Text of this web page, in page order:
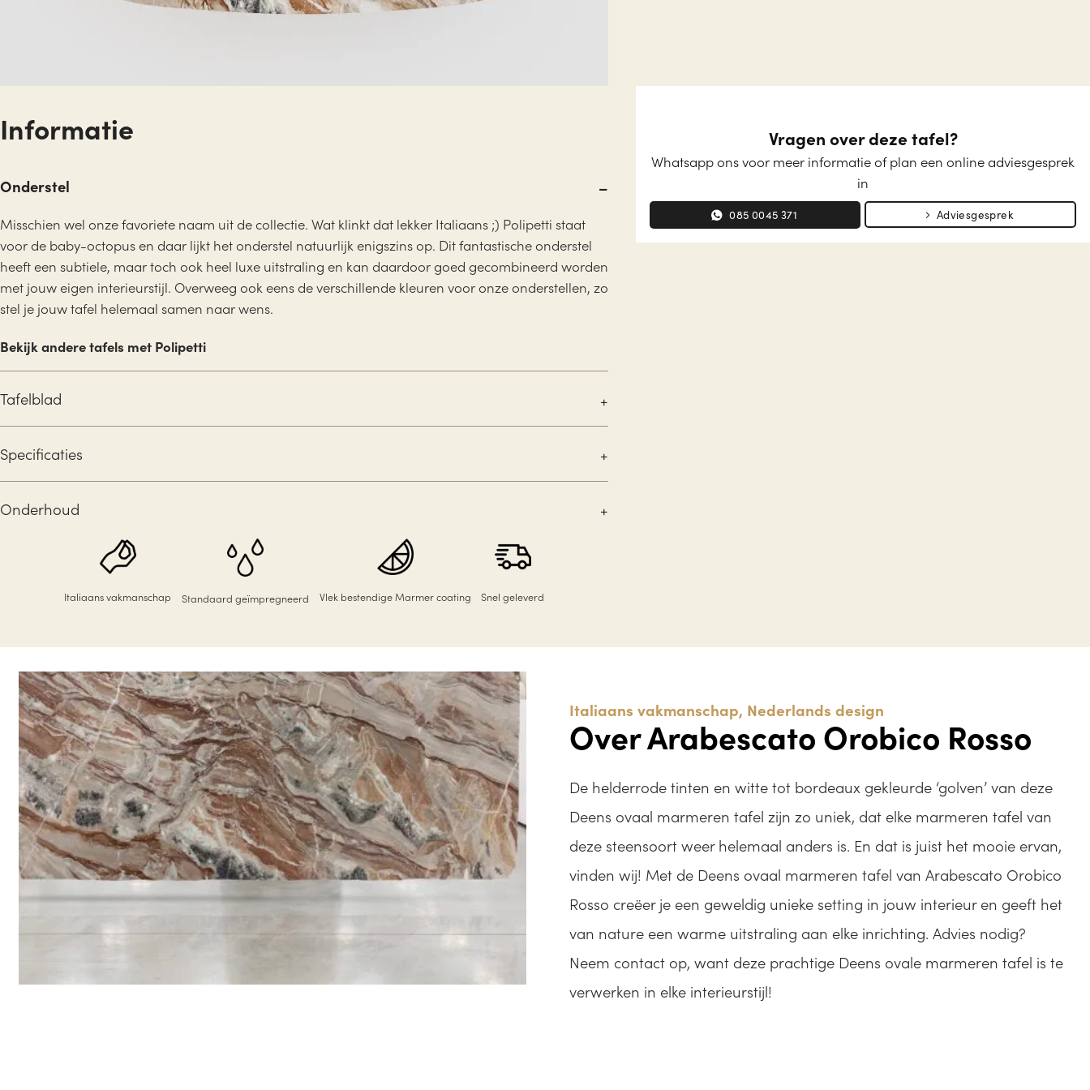
Informatie
Onderstel
Misschien wel onze favoriete naam uit de collectie. Wat klinkt dat lekker Italiaans ;) Polipetti staat
voor de baby-octopus en daar lijkt het onderstel natuurlijk enigszins op. Dit fantastische onderstel
heeft een subtiele, maar toch ook heel luxe uitstraling en kan daardoor goed gecombineerd worden
met jouw eigen interieurstijl. Overweeg ook eens de verschillende kleuren voor onze onderstellen, zo
stel je jouw tafel helemaal samen naar wens.
Bekijk andere tafels met Polipetti
Tafelblad
Specificaties
Onderhoud
Italiaans vakmanschap Standaard geïmpregneerd Vlek bestendige Marmer coating Snel geleverd
Vragen over deze tafel?
Whatsapp ons voor meer informatie of plan een online adviesgesprek
in
085 0045 371 Adviesgesprek
Italiaans vakmanschap, Nederlands design
Over Arabescato Orobico Rosso
De helderrode tinten en witte tot bordeaux gekleurde ‘golven’ van deze
Deens ovaal marmeren tafel zijn zo uniek, dat elke marmeren tafel van
deze steensoort weer helemaal anders is. En dat is juist het mooie ervan,
vinden wij! Met de Deens ovaal marmeren tafel van Arabescato Orobico
Rosso creëer je een geweldig unieke setting in jouw interieur en geeft het
van nature een warme uitstraling aan elke inrichting. Advies nodig?
Neem contact op, want deze prachtige Deens ovale marmeren tafel is te
verwerken in elke interieurstijl!